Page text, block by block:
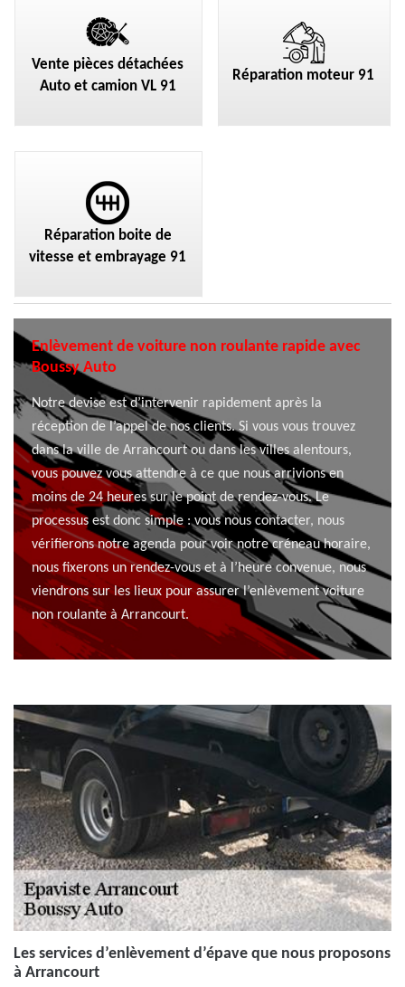
Vente pièces détachées
Auto et camion VL 91
Réparation moteur 91
Réparation boite de
vitesse et embrayage 91
Enlèvement de voiture non roulante rapide avec
Boussy Auto
Notre devise est d’intervenir rapidement après la
réception de l’appel de nos clients. Si vous vous trouvez
dans la ville de Arrancourt ou dans les villes alentours,
vous pouvez vous attendre à ce que nous arrivions en
moins de 24 heures sur le point de rendez-vous. Le
processus est donc simple : vous nous contacter, nous
vérifierons notre agenda pour voir notre créneau horaire,
nous fixerons un rendez-vous et à l’heure convenue, nous
viendrons sur les lieux pour assurer l’enlèvement voiture
non roulante à Arrancourt.
Les services d’enlèvement d’épave que nous proposons
à Arrancourt